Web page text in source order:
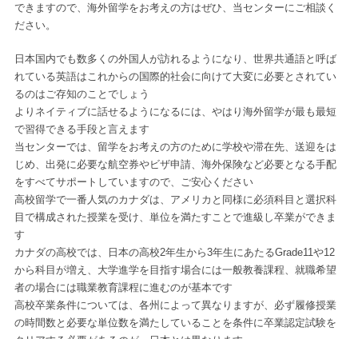
できますので、海外留学をお考えの方はぜひ、当センターにご相談く
ださい。
日本国内でも数多くの外国人が訪れるようになり、世界共通語と呼ば
れている英語はこれからの国際的社会に向けて大変に必要とされてい
るのはご存知のことでしょう
よりネイティブに話せるようになるには、やはり海外留学が最も最短
で習得できる手段と言えます
当センターでは、留学をお考えの方のために学校や滞在先、送迎をは
じめ、出発に必要な航空券やビザ申請、海外保険など必要となる手配
をすべてサポートしていますので、ご安心ください
高校留学で一番人気のカナダは、アメリカと同様に必須科目と選択科
目で構成された授業を受け、単位を満たすことで進級し卒業ができま
す
カナダの高校では、日本の高校2年生から3年生にあたるGrade11や12
から科目が増え、大学進学を目指す場合には一般教養課程、就職希望
者の場合には職業教育課程に進むのが基本です
高校卒業条件については、各州によって異なりますが、必ず履修授業
の時間数と必要な単位数を満たしていることを条件に卒業認定試験を